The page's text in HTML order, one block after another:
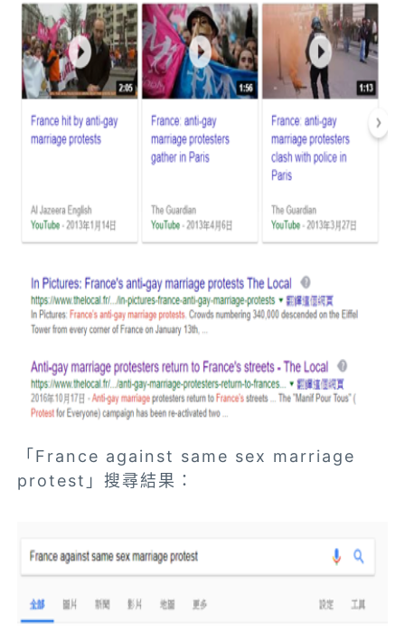
「France against same sex marriage
protest」搜尋結果：